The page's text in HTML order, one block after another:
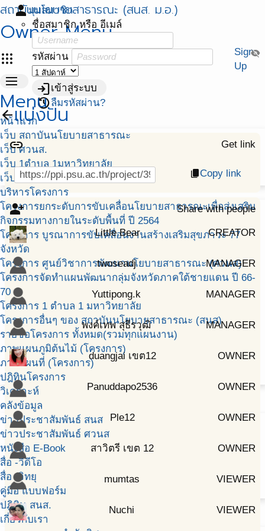
สถาบันนโยบายสาธารณะ (สนส. ม.อ.)
Owner Menu
apps
personมุมสมาชิก
ชื่อสมาชิก หรือ อีเมล์
รหัสผ่าน visibility_off
loginเข้าสู่ระบบ
restoreลืมรหัสผ่าน?
Sign
Up
menu
Menu
หน้าแรก
เว็บ สถาบันนโยบายสาธารณะ
เว็บ ศวนส.
เว็บ 1ตำบล 1มหาวิทยาลัย
เว็บ พัฒนาศักยภาพฯ สสส.
บริหารโครงการ
โครงการยกระดับการขับเคลื่อนโยบายสาธารณะเพื่อส่งเสริม
กิจกรรมทางกายในระดับพื้นที่ ปี 2564
โครงการ บูรณาการขับเคลื่อนงานสร้างเสริมสุขภาวะ 77
จังหวัด
โครงการ ศูนย์วิชาการพัฒนานโยบายสาธารณะ (ศวนส)
โครงการจัดทำแผนพัฒนากลุ่มจังหวัดภาคใต้ชายแดน ปี 66-
70
โครงการ 1 ตำบล 1 มหาวิทยาลัย
โครงการอื่นๆ ของ สถาบันนโยบายสาธารณะ (สนส)
รายชื่อโครงการ ทั้งหมด(รวมทุกแผนงาน)
ภาพแผนภูมิต้นไม้ (โครงการ)
ภาพแผนที่ (โครงการ)
ปฎิทินโครงการ
วิเคราะห์
คลังข้อมูล
ข่าวประชาสัมพันธ์ สนส
ข่าวประชาสัมพันธ์ ศวนส
หนังสือ E-Book
สื่อ -วีดีโอ
สื่อ -วิทยุ
คู่มือ แบบฟอร์ม
ปฎิทิน สนส.
เกี่ยวกับเรา
arrow_backแบ่งปัน
link Get link
content_copyCopy link
person_add_alt Share with people
Little Bear CREATOR
twoseadj MANAGER
Yuttipong.k MANAGER
พงค์เทพ สุธีรวุฒิ MANAGER
duangjai เขต12 OWNER
Panuddapo2536 OWNER
Ple12 OWNER
สาวิตรี เขต 12 OWNER
mumtas VIEWER
Nuchi VIEWER